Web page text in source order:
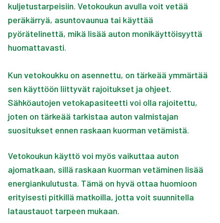
kuljetustarpeisiin. Vetokoukun avulla voit vetää
peräkärryä, asuntovaunua tai käyttää
pyörätelinettä, mikä lisää auton monikäyttöisyyttä
huomattavasti.
Kun vetokoukku on asennettu, on tärkeää ymmärtää
sen käyttöön liittyvät rajoitukset ja ohjeet.
Sähköautojen vetokapasiteetti voi olla rajoitettu,
joten on tärkeää tarkistaa auton valmistajan
suositukset ennen raskaan kuorman vetämistä.
Vetokoukun käyttö voi myös vaikuttaa auton
ajomatkaan, sillä raskaan kuorman vetäminen lisää
energiankulutusta. Tämä on hyvä ottaa huomioon
erityisesti pitkillä matkoilla, jotta voit suunnitella
lataustauot tarpeen mukaan.